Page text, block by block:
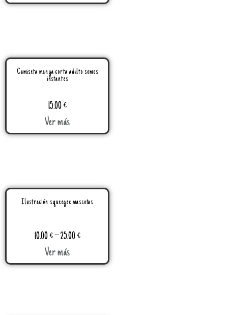
Camiseta manga corta adulto somos
instantes
15.00€
Ver más
Ilustración squeegee mascotas
10.00€–25.00€
Ver más